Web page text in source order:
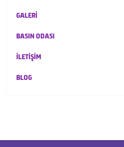
GALERİ
BASIN ODASI
İLETİŞİM
BLOG